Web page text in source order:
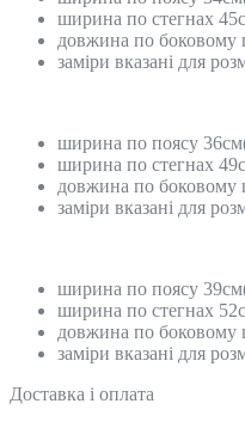
ширина по стегнах
довжина по боковому
заміри вказані для
ширина по поясу
ширина по стегнах
довжина по боковому
заміри вказані для
ширина по поясу
ширина по стегнах
довжина по боковому
заміри вказані для
Доставка і оплата